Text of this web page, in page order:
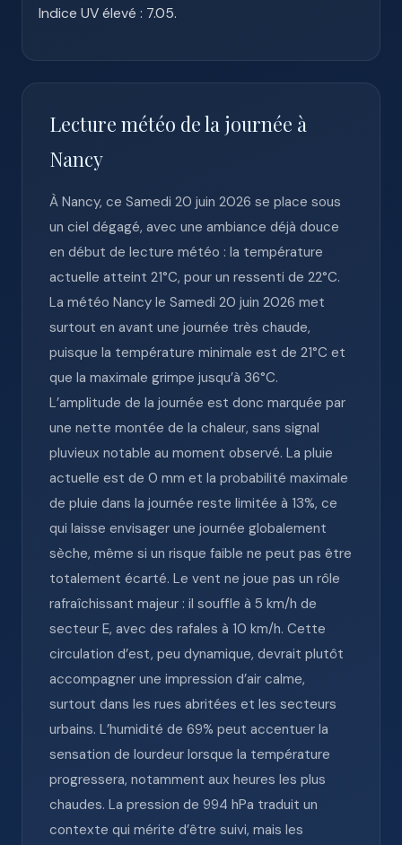
Indice UV élevé : 7.05.
Lecture météo de la journée à
Nancy
À Nancy, ce Samedi 20 juin 2026 se place sous
un ciel dégagé, avec une ambiance déjà douce
en début de lecture météo : la température
actuelle atteint 21°C, pour un ressenti de 22°C.
La météo Nancy le Samedi 20 juin 2026 met
surtout en avant une journée très chaude,
puisque la température minimale est de 21°C et
que la maximale grimpe jusqu’à 36°C.
L’amplitude de la journée est donc marquée par
une nette montée de la chaleur, sans signal
pluvieux notable au moment observé. La pluie
actuelle est de 0 mm et la probabilité maximale
de pluie dans la journée reste limitée à 13%, ce
qui laisse envisager une journée globalement
sèche, même si un risque faible ne peut pas être
totalement écarté. Le vent ne joue pas un rôle
rafraîchissant majeur : il souffle à 5 km/h de
secteur E, avec des rafales à 10 km/h. Cette
circulation d’est, peu dynamique, devrait plutôt
accompagner une impression d’air calme,
surtout dans les rues abritées et les secteurs
urbains. L’humidité de 69% peut accentuer la
sensation de lourdeur lorsque la température
progressera, notamment aux heures les plus
chaudes. La pression de 994 hPa traduit un
contexte qui mérite d’être suivi, mais les